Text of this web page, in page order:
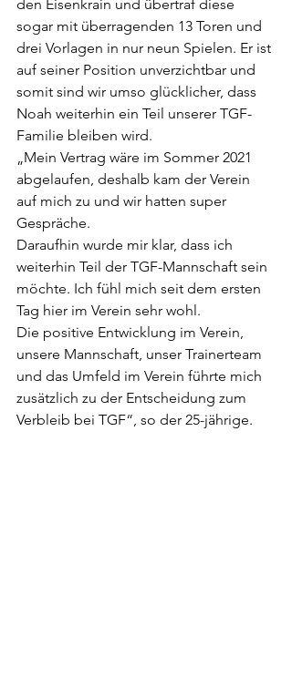
den Eisenkrain und übertraf diese
sogar mit überragenden 13 Toren und
drei Vorlagen in nur neun Spielen. Er ist
auf seiner Position unverzichtbar und
somit sind wir umso glücklicher, dass
Noah weiterhin ein Teil unserer TGF-
Familie bleiben wird.
„Mein Vertrag wäre im Sommer 2021
abgelaufen, deshalb kam der Verein
auf mich zu und wir hatten super
Gespräche.
Daraufhin wurde mir klar, dass ich
weiterhin Teil der TGF-Mannschaft sein
möchte. Ich fühl mich seit dem ersten
Tag hier im Verein sehr wohl.
Die positive Entwicklung im Verein,
unsere Mannschaft, unser Trainerteam
und das Umfeld im Verein führte mich
zusätzlich zu der Entscheidung zum
Verbleib bei TGF“, so der 25-jährige.